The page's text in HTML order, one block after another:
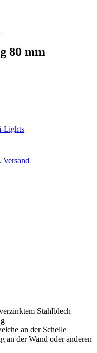
80 mm
Lights
Versand
Stahlblech
an der Schelle
an der Wand oder anderen